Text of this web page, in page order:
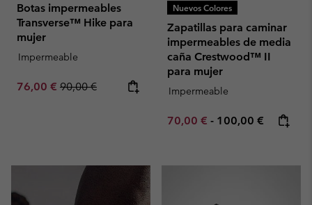
Botas impermeables
Transverse™ Hike para
mujer
Impermeable
Sale price:
76,00 € Regular price:
90,00 €
Nuevos Colores
Zapatillas para caminar
impermeables de media
caña Crestwood™ II
para mujer
Impermeable
Minimum sale price:
70,00 € - Maximum price:
100,00 €